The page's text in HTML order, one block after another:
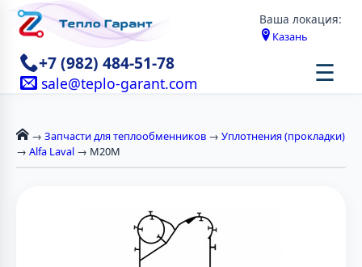
Ваша локация:
Казань
+7 (982) 484-51-78
sale@teplo-garant.com ☰
→ Запчасти для теплообменников → Уплотнения (прокладки)
→ Alfa Laval → М20М